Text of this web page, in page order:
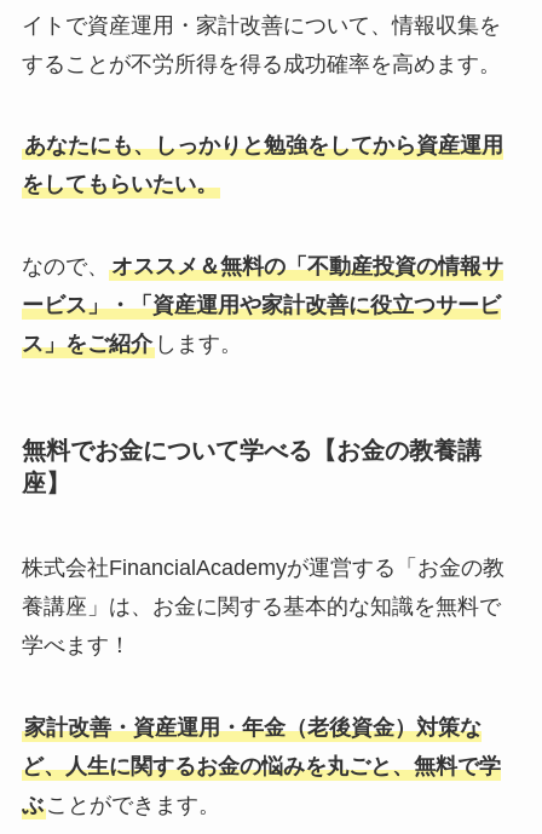
イトで資産運用・家計改善について、情報収集を
することが不労所得を得る成功確率を高めます。
あなたにも、しっかりと勉強をしてから資産運用
をしてもらいたい。
なので、 オススメ＆無料の「不動産投資の情報サ
ービス」・「資産運用や家計改善に役立つサービ
ス」をご紹介します。
無料でお金について学べる【お金の教養講
座】
株式会社FinancialAcademyが運営する「お金の教
養講座」は、お金に関する基本的な知識を無料で
学べます！
家計改善・資産運用・年金（老後資金）対策な
ど、人生に関するお金の悩みを丸ごと、無料で学
ぶことができます。